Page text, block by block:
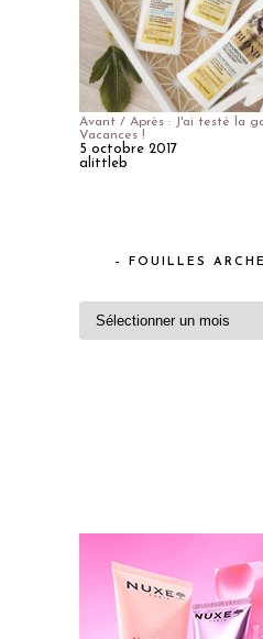
Avant / Après : J'ai testé la
Vacances !
5 octobre 2017
alittleb
– FOUILLES